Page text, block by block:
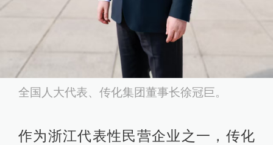
全国人大代表、传化集团董事长徐冠巨。
作为浙江代表性民营企业之一，传化